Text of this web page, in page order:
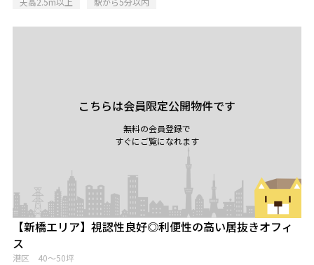
こちらは会員限定公開物件です
無料の会員登録で
すぐにご覧になれます
【新橋エリア】視認性良好◎利便性の高い居抜きオフィ
ス
港区 40～50坪